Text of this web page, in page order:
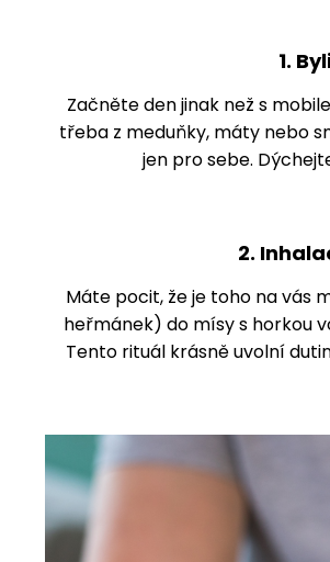
1.
Začněte den jinak než s
třeba z meduňky, máty nebo
jen pro sebe.
2.
Máte pocit, že je toho na vás
heřmánek) do mísy s horkou
Tento rituál krásně uvolní